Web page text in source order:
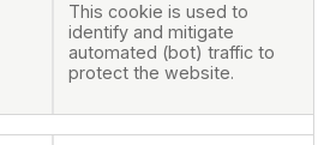
This cookie is used to
identify and mitigate
automated (bot) traffic to
protect the website.